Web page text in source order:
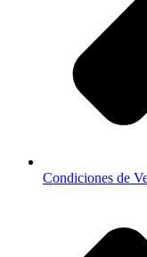
Condiciones de